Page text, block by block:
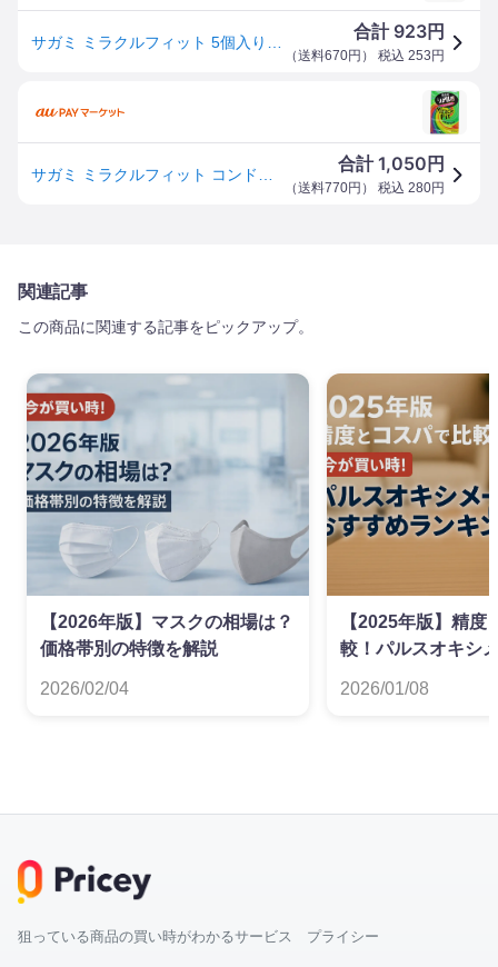
合計 923円
（送料670円 ） 税込 253 円
合計1,050 円
（送料770円 ） 税込 280円
関連記事
この商品に関連する記事をピックアップ。
【2026年版】マスクの相場は？
価格帯別の特徴を解説
2026/02/04
【2025年版】精度
較！パルスオキシ
2026/01/08
狙っている商品の買い時がわかるサービス プライシー